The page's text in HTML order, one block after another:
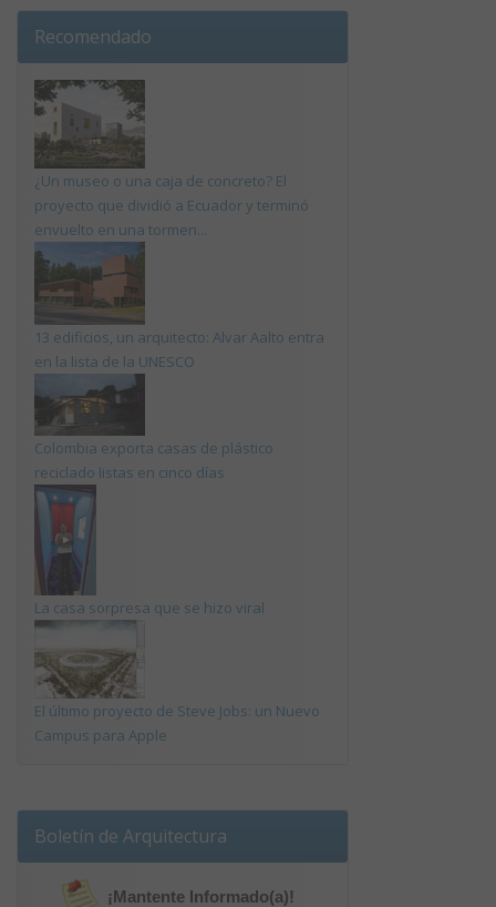
Recomendado
¿Un museo o una caja de concreto? El
proyecto que dividió a Ecuador y terminó
envuelto en una tormen...
13 edificios, un arquitecto: Alvar Aalto entra
en la lista de la UNESCO
Colombia exporta casas de plástico
reciclado listas en cinco días
La casa sorpresa que se hizo viral
El último proyecto de Steve Jobs: un Nuevo
Campus para Apple
Boletín de Arquitectura
¡Mantente Informado(a)!